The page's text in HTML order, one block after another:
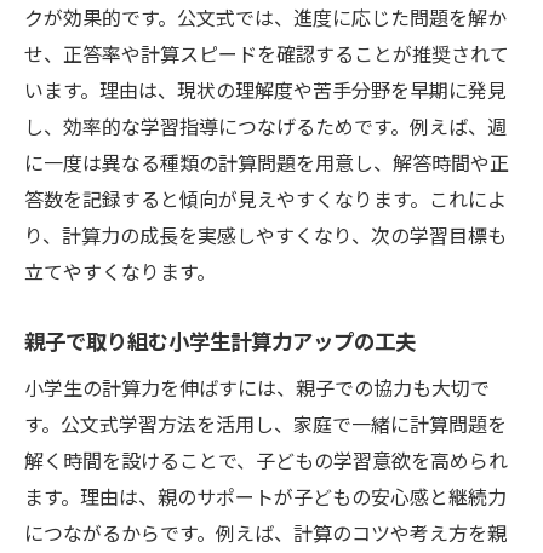
クが効果的です。公文式では、進度に応じた問題を解か
せ、正答率や計算スピードを確認することが推奨されて
います。理由は、現状の理解度や苦手分野を早期に発見
し、効率的な学習指導につなげるためです。例えば、週
に一度は異なる種類の計算問題を用意し、解答時間や正
答数を記録すると傾向が見えやすくなります。これによ
り、計算力の成長を実感しやすくなり、次の学習目標も
立てやすくなります。
親子で取り組む小学生計算力アップの工夫
小学生の計算力を伸ばすには、親子での協力も大切で
す。公文式学習方法を活用し、家庭で一緒に計算問題を
解く時間を設けることで、子どもの学習意欲を高められ
ます。理由は、親のサポートが子どもの安心感と継続力
につながるからです。例えば、計算のコツや考え方を親